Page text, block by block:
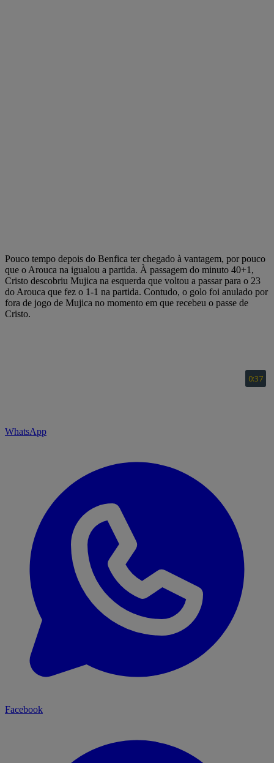
Pouco tempo depois do Benfica ter chegado à vantagem, por pouco
que o Arouca na igualou a partida. À passagem do minuto 40+1,
Cristo descobriu Mujica na esquerda que voltou a passar para o 23
do Arouca que fez o 1-1 na partida. Contudo, o golo foi anulado por
fora de jogo de Mujica no momento em que recebeu o passe de
Cristo.
WhatsApp
Facebook